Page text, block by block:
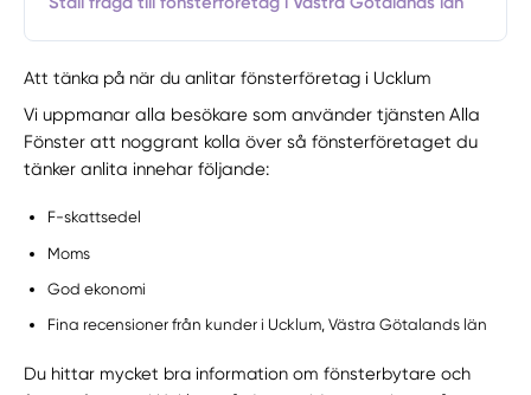
Att tänka på när du anlitar fönsterföretag i Ucklum
Vi uppmanar alla besökare som använder tjänsten Alla
Fönster att noggrant kolla över så fönsterföretaget du
tänker anlita innehar följande:
F-skattsedel
Moms
God ekonomi
Fina recensioner från kunder i Ucklum, Västra Götalands län
Du hittar mycket bra information om fönsterbytare och